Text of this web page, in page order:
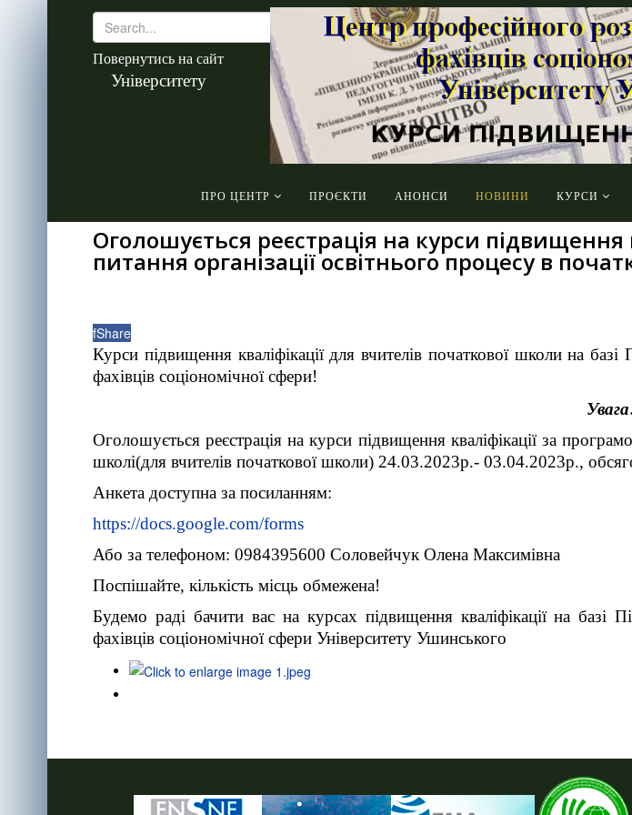
Повернутись на сайт
Університету
ПРО ЦЕНТР ПРОЄКТИ АНОНСИ НОВИНИ КУРСИ
Оголошується реєстрація на курси підвищення
питання організації освітнього процесу в
fShare
Курси підвищення кваліфікації для вчителів початкової школи на
фахівців соціономічної сфери!
Оголошується реєстрація на курси підвищення кваліфікації за
школі(для вчителів початкової школи) 24.03.2023р.- 03.04.2023р.,
Анкета доступна за посиланням:
https://docs.google.com/forms
Або за телефоном: 0984395600 Соловейчук Олена Максимівна
Поспішайте, кількість місць обмежена!
Будемо раді бачити вас на курсах підвищення кваліфікації на базі
фахівців соціономічної сфери Університету Ушинського